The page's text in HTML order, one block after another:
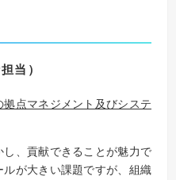
当）
拠点マネジメント及びシステ
、貢献できることが魅力で
が大きい課題ですが、組織